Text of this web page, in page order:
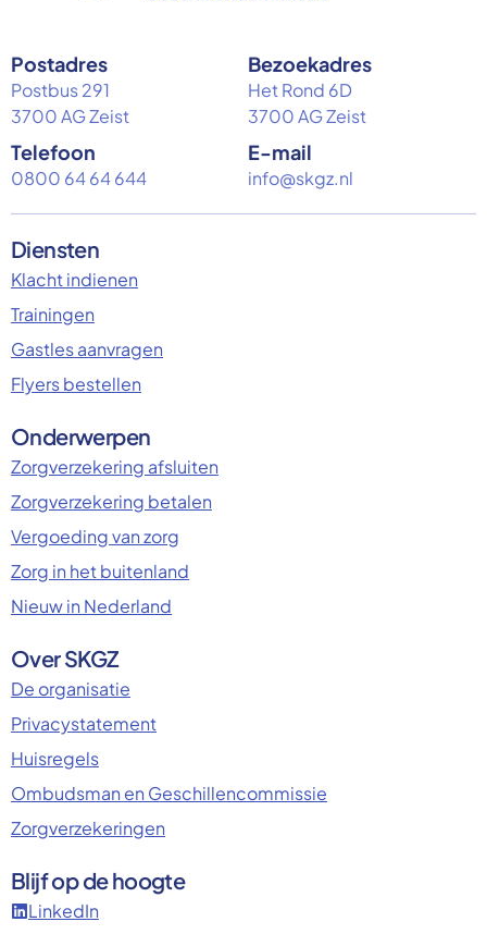
Postadres
Postbus 291
3700 AG Zeist
Bezoekadres
Het Rond 6D
3700 AG Zeist
Telefoon
0800 64 64 644
E-mail
info@skgz.nl
Diensten
Klacht indienen
Trainingen
Gastles aanvragen
Flyers bestellen
Onderwerpen
Zorgverzekering afsluiten
Zorgverzekering betalen
Vergoeding van zorg
Zorg in het buitenland
Nieuw in Nederland
Over SKGZ
De organisatie
Privacystatement
Huisregels
Ombudsman en Geschillencommissie
Zorgverzekeringen
Blijf op de hoogte
LinkedIn